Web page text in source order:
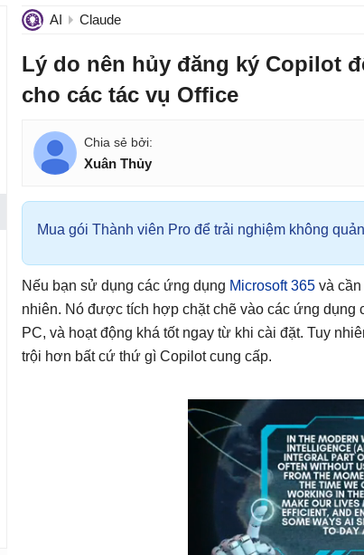
AI Claude
Lý do nên hủy đăng ký Copilot
cho các tác vụ Office
Xuân Thủy
Mua gói Thành viên Pro để trải nghiệm không
Nếu bạn sử dụng các ứng dụng Microsoft 365 và
nhiên. Nó được tích hợp chặt chẽ vào các ứng dụng
PC, và hoạt động khá tốt ngay từ khi cài đặt. Tuy
trội hơn bất cứ thứ gì Copilot cung cấp.